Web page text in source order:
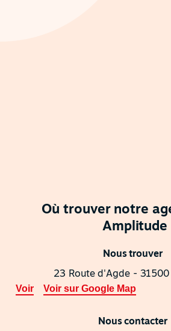
Où trouver notre
Amplitude
Nous trouver
23 Route d'Agde - 31500
Voir Voir sur Google Map
Nous contacter